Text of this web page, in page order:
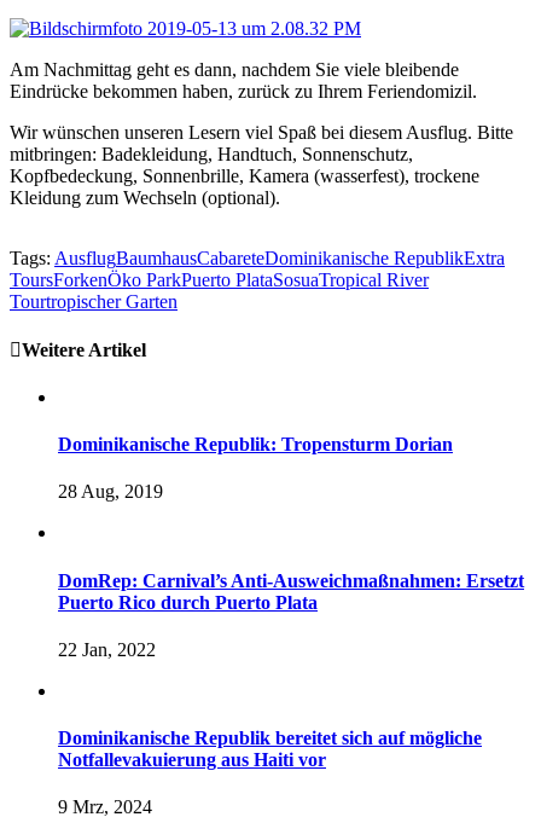
Am Nachmittag geht es dann, nachdem Sie viele bleibende
Eindrücke bekommen haben, zurück zu Ihrem Feriendomizil.
Wir wünschen unseren Lesern viel Spaß bei diesem Ausflug. Bitte
mitbringen: Badekleidung, Handtuch, Sonnenschutz,
Kopfbedeckung, Sonnenbrille, Kamera (wasserfest), trockene
Kleidung zum Wechseln (optional).
Tags: AusflugBaumhausCabareteDominikanische RepublikExtra
ToursForkenÖko ParkPuerto PlataSosuaTropical River
Tourtropischer Garten
Weitere Artikel
Dominikanische Republik: Tropensturm Dorian
28 Aug, 2019
DomRep: Carnival’s Anti-Ausweichmaßnahmen: Ersetzt
Puerto Rico durch Puerto Plata
22 Jan, 2022
Dominikanische Republik bereitet sich auf mögliche
Notfallevakuierung aus Haiti vor
9 Mrz, 2024